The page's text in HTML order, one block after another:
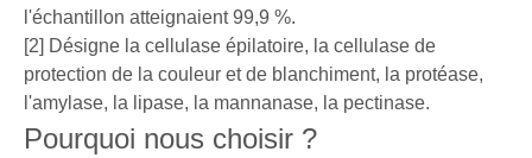
l'échantillon atteignaient 99,9 %.
[2] Désigne la cellulase épilatoire, la cellulase de
protection de la couleur et de blanchiment, la protéase,
l'amylase, la lipase, la mannanase, la pectinase.
Pourquoi nous choisir ?